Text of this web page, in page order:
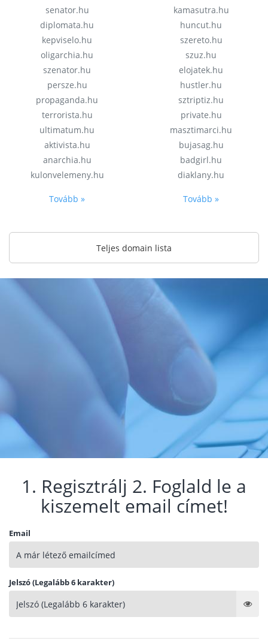
senator.hu
diplomata.hu
kepviselo.hu
oligarchia.hu
szenator.hu
persze.hu
propaganda.hu
terrorista.hu
ultimatum.hu
aktivista.hu
anarchia.hu
kulonvelemeny.hu
Tovább »
kamasutra.hu
huncut.hu
szereto.hu
szuz.hu
elojatek.hu
hustler.hu
sztriptiz.hu
private.hu
masztimarci.hu
bujasag.hu
badgirl.hu
diaklany.hu
Tovább »
Teljes domain lista
1. Regisztrálj 2. Foglald le a
kiszemelt email címet!
Email
Jelszó (Legalább 6 karakter)